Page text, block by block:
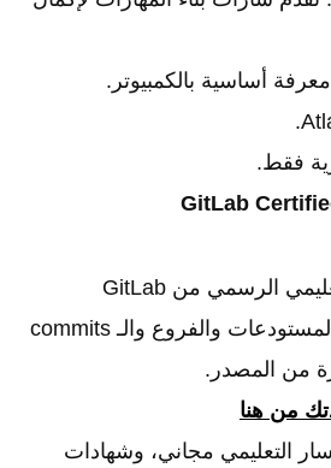
معرفة أساسية بالكمبيوتر.
فقط.
يعدك هذا المسار التعليمي الرسمي من GitLab
لشهادتهم. تعلم عن المستودعات والفروع والـ commits
من المصدر.
من هنا
التعليمي مجاني، وشهادات